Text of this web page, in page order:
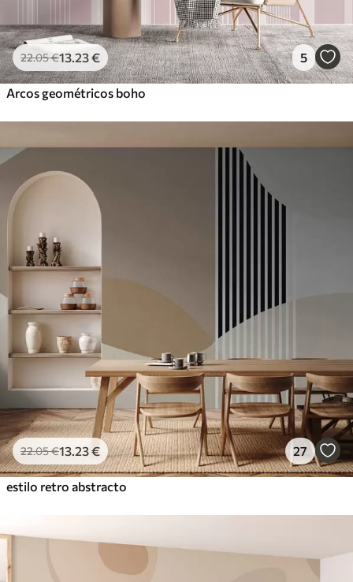
22.05€13 .23€ 5
Arcos geométricos boho
22.05€13 .23€ 27
estilo retro abstracto